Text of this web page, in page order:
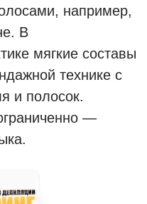
например,
В
мягкие составы
технике с
и полосок.
—